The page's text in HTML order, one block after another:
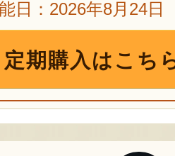
日：2026年8月24日
定期購入はこち